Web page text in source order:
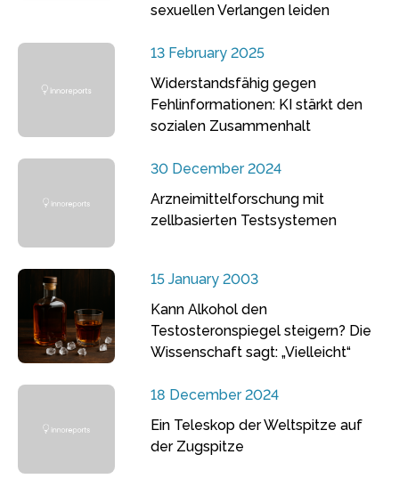
sexuellen Verlangen leiden
13 February 2025
Widerstandsfähig gegen
Fehlinformationen: KI stärkt den
sozialen Zusammenhalt
30 December 2024
Arzneimittelforschung mit
zellbasierten Testsystemen
15 January 2003
Kann Alkohol den
Testosteronspiegel steigern? Die
Wissenschaft sagt: „Vielleicht“
18 December 2024
Ein Teleskop der Weltspitze auf
der Zugspitze